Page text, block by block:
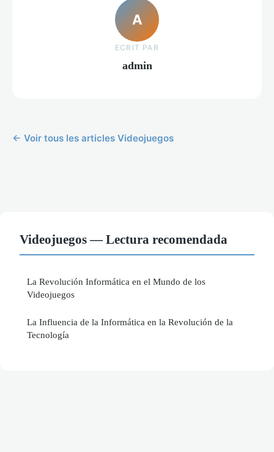
A
ECRIT PAR
admin
← Voir tous les articles Videojuegos
Videojuegos — Lectura recomendada
La Revolución Informática en el Mundo de los
Videojuegos
La Influencia de la Informática en la Revolución de la
Tecnología